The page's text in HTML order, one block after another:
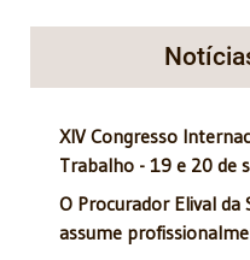
XIV Congresso
Trabalho - 19 e 20 de
O Procurador Elival da
assume